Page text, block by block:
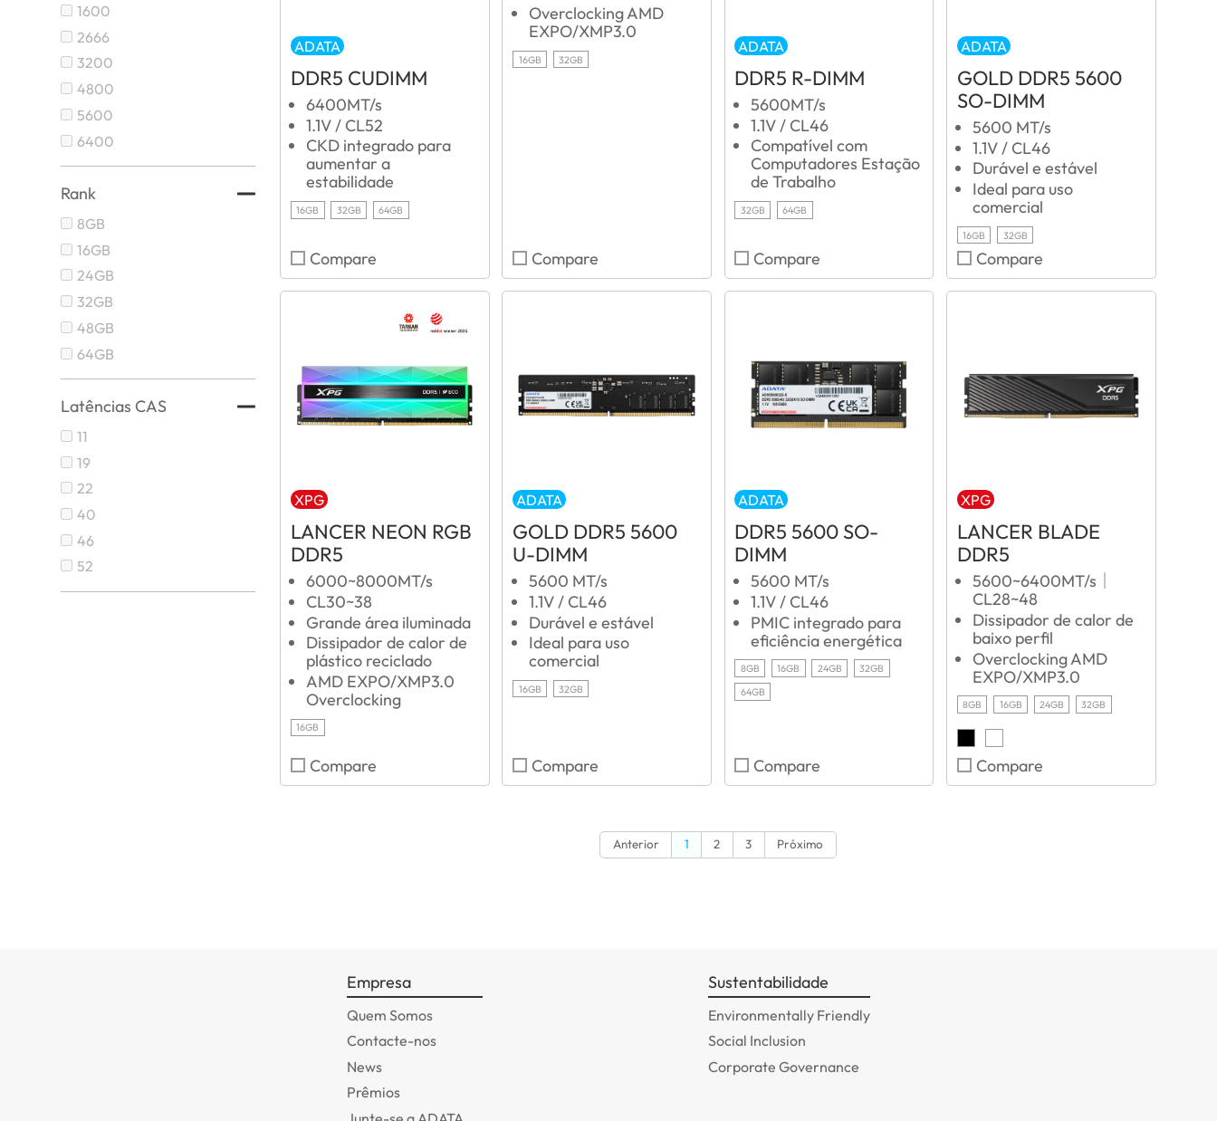
1600
2666
3200
4800
5600
6400
Rank
8GB
16GB
24GB
32GB
48GB
64GB
Latências CAS
11
19
22
40
46
52
ADATA
DDR5 CUDIMM
6400MT/s
1.1V / CL52
CKD integrado para
aumentar a
estabilidade
16GB 32GB 64GB
Compare
Overclocking AMD
EXPO/XMP3.0
16GB 32GB
Compare
ADATA
DDR5 R-DIMM
5600MT/s
1.1V / CL46
Compatível com
Computadores Estação
de Trabalho
32GB 64GB
Compare
ADATA
GOLD DDR5 5600
SO-DIMM
5600 MT/s
1.1V / CL46
Durável e estável
Ideal para uso
comercial
16GB 32GB
Compare
XPG
LANCER NEON RGB
DDR5
6000~8000MT/s
CL30~38
Grande área iluminada
Dissipador de calor de
plástico reciclado
AMD EXPO/XMP3.0
Overclocking
16GB
Compare
ADATA
GOLD DDR5 5600
U-DIMM
5600 MT/s
1.1V / CL46
Durável e estável
Ideal para uso
comercial
16GB 32GB
Compare
ADATA
DDR5 5600 SO-
DIMM
5600 MT/s
1.1V / CL46
PMIC integrado para
eficiência energética
8GB 16GB 24GB
32GB
64GB
Compare
XPG
LANCER BLADE
DDR5
5600~6400MT/s｜
CL28~48
Dissipador de calor de
baixo perfil
Overclocking AMD
EXPO/XMP3.0
8GB 16GB 24GB 32GB
Compare
Anterior 1 2 3 Próximo
Empresa
Quem Somos
Contacte-nos
News
Prêmios
Sustentabilidade
Environmentally Friendly
Social Inclusion
Corporate Governance